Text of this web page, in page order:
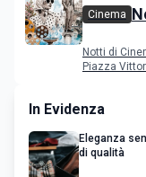
Cinema
Notti di
Piazza
In Evidenza
Eleganza
di qualità